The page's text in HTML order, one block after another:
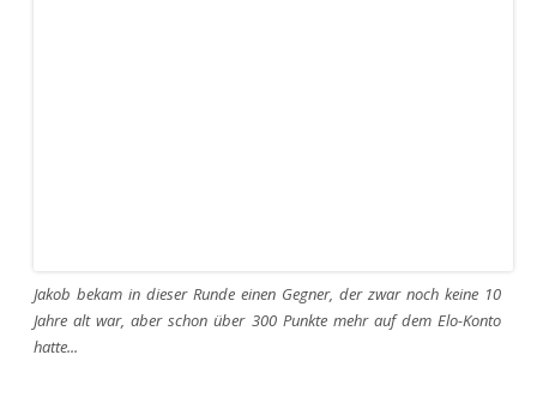
Jakob bekam in dieser Runde einen Gegner, der zwar noch keine 10
Jahre alt war, aber schon über 300 Punkte mehr auf dem Elo-Konto
hatte...